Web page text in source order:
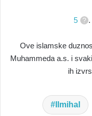
5
Ove islamske
Muhammeda a.s. i
ih
Ilmihal